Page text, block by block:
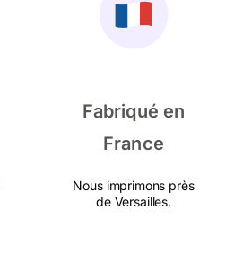
Fabriqué en
France
Nous imprimons près
de Versailles.